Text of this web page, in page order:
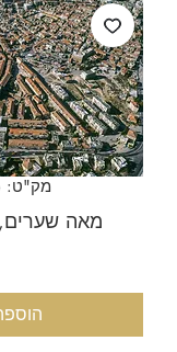
מק"ט: jerusalem_book54b
מאה